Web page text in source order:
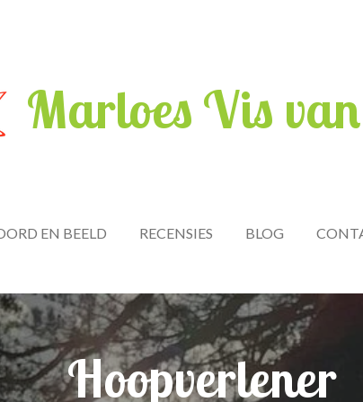
Marloes Vis
EN BEELD RECENSIES BLOG
Hoopverlener